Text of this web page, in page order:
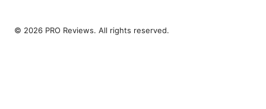
© 2026 PRO Reviews. All rights reserved.